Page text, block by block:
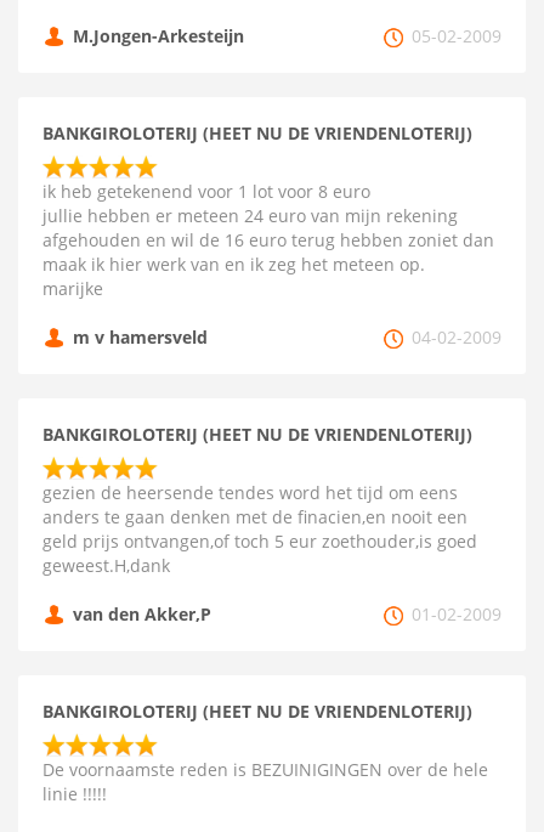
M.Jongen-Arkesteijn 05-02-2009
BANKGIROLOTERIJ (HEET NU DE VRIENDENLOTERIJ)
ik heb getekenend voor 1 lot voor 8 euro
jullie hebben er meteen 24 euro van mijn rekening
afgehouden en wil de 16 euro terug hebben zoniet dan
maak ik hier werk van en ik zeg het meteen op.
marijke
m v hamersveld 04-02-2009
BANKGIROLOTERIJ (HEET NU DE VRIENDENLOTERIJ)
gezien de heersende tendes word het tijd om eens
anders te gaan denken met de finacien,en nooit een
geld prijs ontvangen,of toch 5 eur zoethouder,is goed
geweest.H,dank
van den Akker,P 01-02-2009
BANKGIROLOTERIJ (HEET NU DE VRIENDENLOTERIJ)
De voornaamste reden is BEZUINIGINGEN over de hele
linie !!!!!